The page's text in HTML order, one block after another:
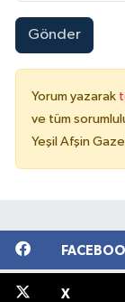
Gönder
Yorum yazarak
ve tüm
Yeşil Afşin
X